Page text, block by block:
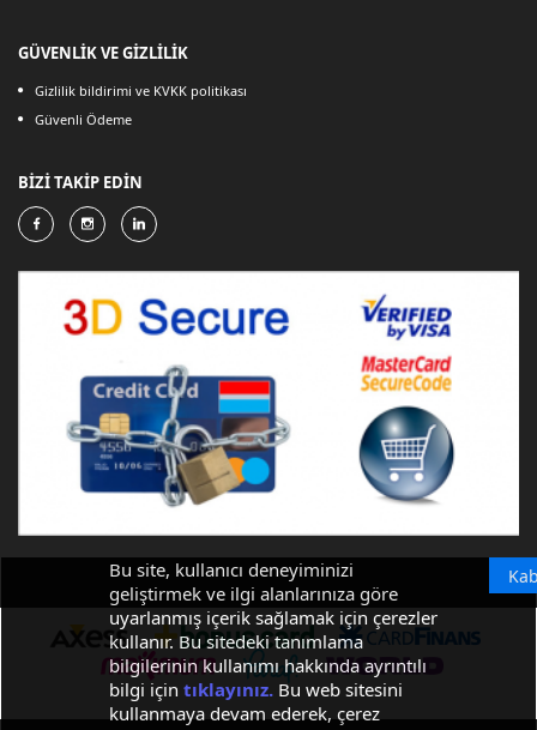
GÜVENLİK VE GİZLİLİK
Gizlilik bildirimi ve KVKK politikası
Güvenli Ödeme
BİZİ TAKİP EDİN
Bu site, kullanıcı deneyiminizi
geliştirmek ve ilgi alanlarınıza göre
uyarlanmış içerik sağlamak için çerezler
kullanır. Bu sitedeki tanımlama
bilgilerinin kullanımı hakkında ayrıntılı
bilgi için tıklayınız.Bu web sitesini
kullanmaya devam ederek, çerez